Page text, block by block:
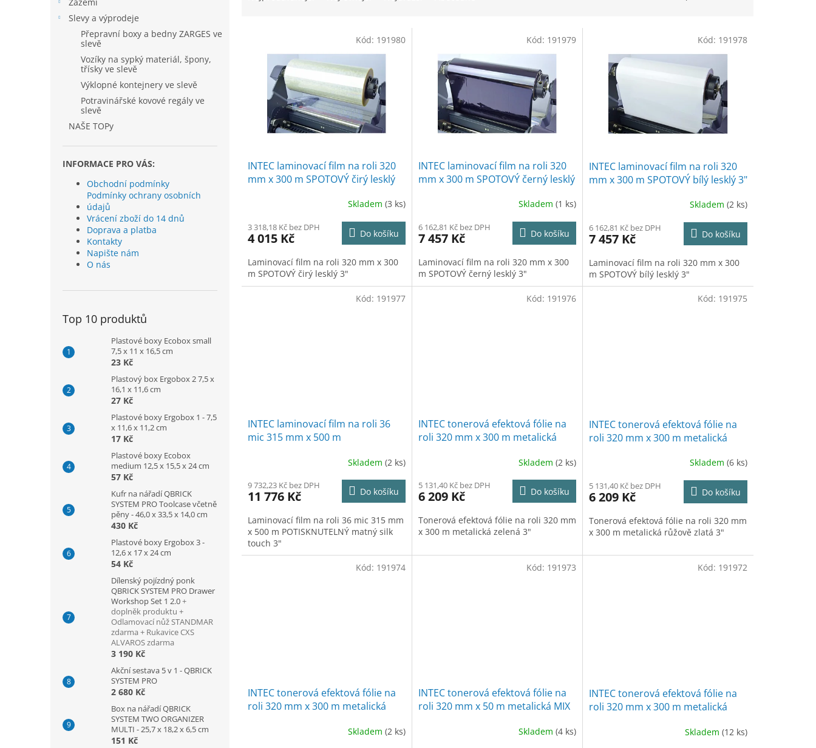
Slevy a výprodeje
Přepravní boxy a bedny ZARGES ve
slevě
Vozíky na sypký materiál, špony,
třísky ve slevě
Výklopné kontejnery ve slevě
Potravinářské kovové regály ve
slevě
NAŠE TOPy
INFORMACE PRO VÁS:
Obchodní podmínky
Podmínky ochrany osobních
údajů
Vrácení zboží do 14 dnů
Doprava a platba
Kontakty
Napište nám
O nás
Top 10 produktů
Plastové boxy Ecobox small
7,5 x 11 x 16,5 cm
23 Kč
Plastový box Ergobox 2 7,5 x
16,1 x 11,6 cm
27 Kč
Plastové boxy Ergobox 1 - 7,5
x 11,6 x 11,2 cm
17 Kč
Plastové boxy Ecobox
medium 12,5 x 15,5 x 24 cm
57 Kč
Kufr na nářadí QBRICK
SYSTEM PRO Toolcase včetně
pěny - 46,0 x 33,5 x 14,0 cm
430 Kč
Plastové boxy Ergobox 3 -
12,6 x 17 x 24 cm
54 Kč
Dílenský pojízdný ponk
QBRICK SYSTEM PRO Drawer
Workshop Set 1 2.0+
doplněk produktu +
Odlamovací nůž STANDMAR
zdarma + Rukavice CXS
ALVAROS zdarma
3 190 Kč
Akční sestava 5 v 1 - QBRICK
SYSTEM PRO
2 680 Kč
Box na nářadí QBRICK
SYSTEM TWO ORGANIZER
MULTI - 25,7 x 18,2 x 6,5 cm
151 Kč
INTEC laminovací film na roli 320
mm x 300 m SPOTOVÝ čirý lesklý
Skladem (3 ks)
3 318,18 Kč bez DPH
4 015 Kč Do košíku
Laminovací film na roli 320 mm x 300
m SPOTOVÝ čirý lesklý 3"
Kód: 191980
INTEC laminovací film na roli 320
mm x 300 m SPOTOVÝ černý lesklý
Skladem (1 ks)
6 162,81 Kč bez DPH
7 457 Kč Do košíku
Laminovací film na roli 320 mm x 300
m SPOTOVÝ černý lesklý 3"
Kód: 191979
INTEC laminovací film na roli 320
mm x 300 m SPOTOVÝ bílý lesklý 3"
Skladem (2 ks)
6 162,81 Kč bez DPH
7 457 Kč Do košíku
Laminovací film na roli 320 mm x 300
m SPOTOVÝ bílý lesklý 3"
Kód: 191978
INTEC laminovací film na roli 36
mic 315 mm x 500 m
Skladem (2 ks)
9 732,23 Kč bez DPH
11 776 Kč Do košíku
Laminovací film na roli 36 mic 315 mm
x 500 m POTISKNUTELNÝ matný silk
touch 3"
Kód: 191977
INTEC tonerová efektová fólie na
roli 320 mm x 300 m metalická
Skladem (2 ks)
5 131,40 Kč bez DPH
6 209 Kč Do košíku
Tonerová efektová fólie na roli 320 mm
x 300 m metalická zelená 3"
Kód: 191976
INTEC tonerová efektová fólie na
roli 320 mm x 300 m metalická
Skladem (6 ks)
5 131,40 Kč bez DPH
6 209 Kč Do košíku
Tonerová efektová fólie na roli 320 mm
x 300 m metalická růžově zlatá 3"
Kód: 191975
INTEC tonerová efektová fólie na
roli 320 mm x 300 m metalická
Skladem (2 ks)
Kód: 191974
INTEC tonerová efektová fólie na
roli 320 mm x 50 m metalická MIX
Skladem (4 ks)
Kód: 191973
INTEC tonerová efektová fólie na
roli 320 mm x 300 m metalická
Skladem (12 ks)
Kód: 191972